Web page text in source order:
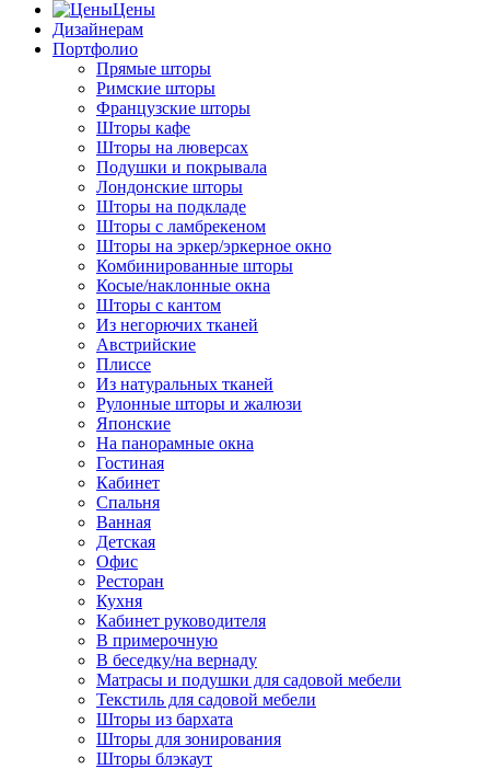
Цены
Дизайнерам
Портфолио
Прямые шторы
Римские шторы
Французские шторы
Шторы кафе
Шторы на люверсах
Подушки и покрывала
Лондонские шторы
Шторы на подкладе
Шторы с ламбрекеном
Шторы на эркер/эркерное окно
Комбинированные шторы
Косые/наклонные окна
Шторы с кантом
Из негорючих тканей
Австрийские
Плиссе
Из натуральных тканей
Рулонные шторы и жалюзи
Японские
На панорамные окна
Гостиная
Кабинет
Спальня
Ванная
Детская
Офис
Ресторан
Кухня
Кабинет руководителя
В примерочную
В беседку/на вернаду
Матрасы и подушки для садовой мебели
Текстиль для садовой мебели
Шторы из бархата
Шторы для зонирования
Шторы блэкаут